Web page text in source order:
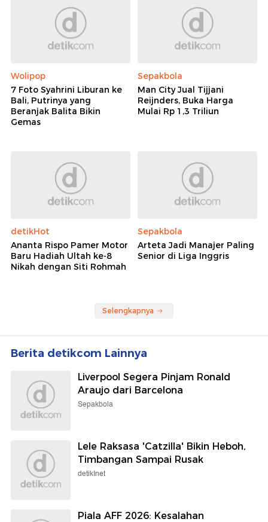
Wolipop
7 Foto Syahrini Liburan ke
Bali, Putrinya yang
Beranjak Balita Bikin
Gemas
Sepakbola
Man City Jual Tijjani
Reijnders, Buka Harga
Mulai Rp 1,3 Triliun
detikHot
Ananta Rispo Pamer Motor
Baru Hadiah Ultah ke-8
Nikah dengan Siti Rohmah
Sepakbola
Arteta Jadi Manajer Paling
Senior di Liga Inggris
Selengkapnya
Berita detikcom Lainnya
Liverpool Segera Pinjam Ronald
Araujo dari Barcelona
Sepakbola
Lele Raksasa 'Catzilla' Bikin Heboh,
Timbangan Sampai Rusak
detikInet
Piala AFF 2026: Kesalahan